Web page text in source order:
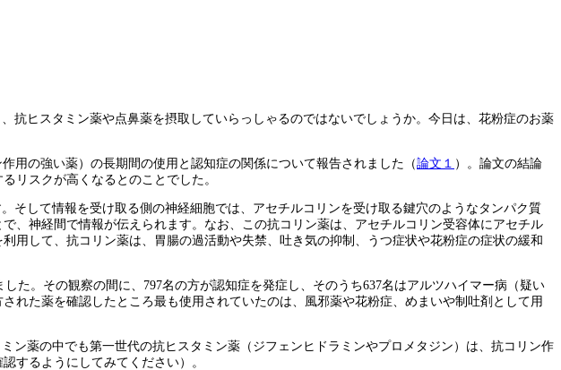
ヒスタミン薬や点鼻薬を摂取していらっしゃるのではないでしょうか。今日は、花粉症のお薬
作用の強い薬）の長期間の使用と認知症の関係について報告されました（論文１ ）。論文の結論
リスクが高くなるとのことでした。
して情報を受け取る側の神経細胞では、アセチルコリンを受け取る鍵穴のようなタンパク質
、神経間で情報が伝えられます。なお、この抗コリン薬は、アセチルコリン受容体にアセチル
用して、抗コリン薬は、胃腸の過活動や失禁、吐き気の抑制、うつ症状や花粉症の症状の緩和
た。その観察の間に、797名の方が認知症を発症し、そのうち637名はアルツハイマー病（疑い
れた薬を確認したところ最も使用されていたのは、風邪薬や花粉症、めまいや制吐剤として用
薬の中でも第一世代の抗ヒスタミン薬（ジフェンヒドラミンやプロメタジン）は、抗コリン作
するようにしてみてください）。